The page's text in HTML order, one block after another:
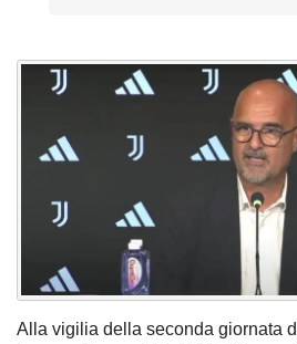
Alla vigilia della seconda giornata